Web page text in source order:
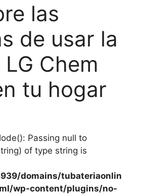
las
de usar la
Chem
tu hogar
Passing null to
of type string is
domains/tubateriaonlin
wp-content/plugins/no-